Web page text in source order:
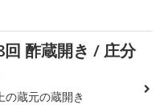
回 酢蔵開き / 庄分
の蔵元の蔵開き